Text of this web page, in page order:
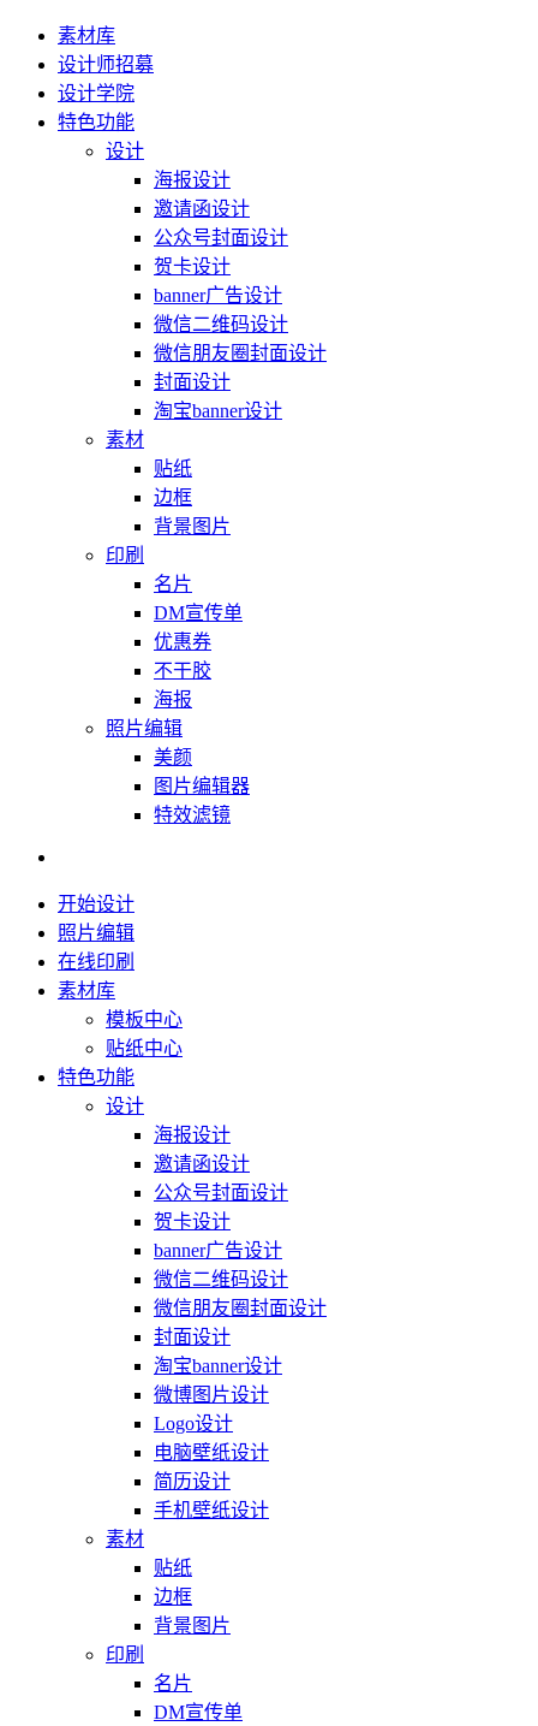
素材库
设计师招募
设计学院
特色功能
设计
海报设计
邀请函设计
公众号封面设计
贺卡设计
banner广告设计
微信二维码设计
微信朋友圈封面设计
封面设计
淘宝banner设计
素材
贴纸
边框
背景图片
印刷
名片
DM宣传单
优惠券
不干胶
海报
照片编辑
美颜
图片编辑器
特效滤镜
开始设计
照片编辑
在线印刷
素材库
模板中心
贴纸中心
特色功能
设计
海报设计
邀请函设计
公众号封面设计
贺卡设计
banner广告设计
微信二维码设计
微信朋友圈封面设计
封面设计
淘宝banner设计
微博图片设计
Logo设计
电脑壁纸设计
简历设计
手机壁纸设计
素材
贴纸
边框
背景图片
印刷
名片
DM宣传单